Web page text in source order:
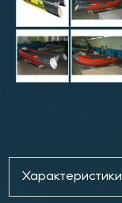
Характеристики